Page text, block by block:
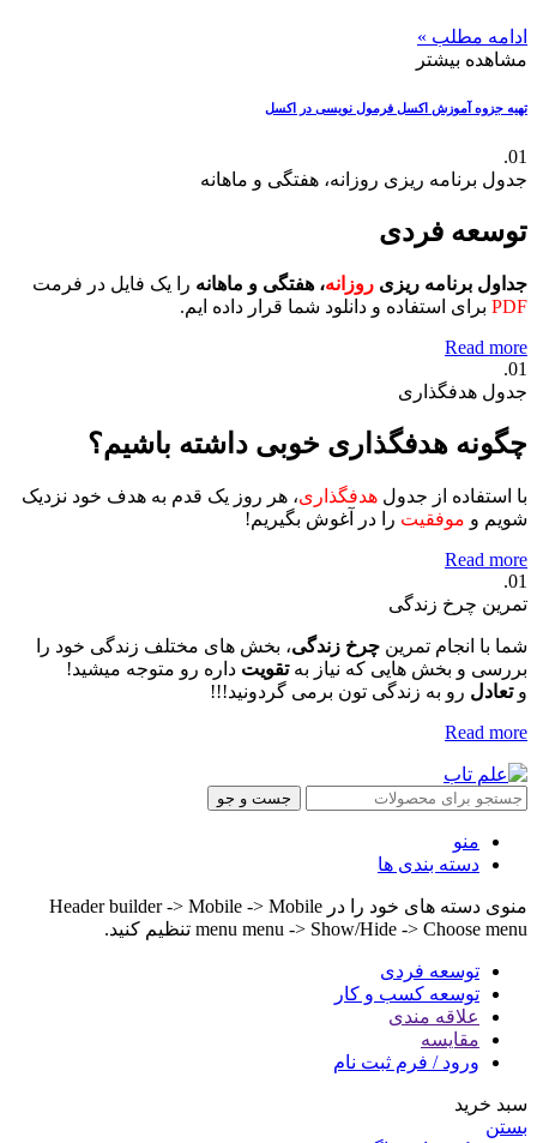
ادامه مطلب »
مشاهده بیشتر
تهیه جزوه آموزش اکسل فرمول نویسی در اکسل
01.
جدول برنامه ریزی روزانه، هفتگی و ماهانه
توسعه فردی
جداول برنامه ریزی روزانه، هفتگی و ماهانه را یک فایل در فرمت
PDF برای استفاده و دانلود شما قرار داده ایم.
Read more
01.
جدول هدفگذاری
چگونه هدفگذاری خوبی داشته باشیم؟
با استفاده از جدول هدفگذاری، هر روز یک قدم به هدف خود نزدیک
شویم و موفقیت را در آغوش بگیریم!
Read more
01.
تمرین چرخ زندگی
شما با انجام تمرین چرخ زندگی، بخش های مختلف زندگی خود را
بررسی و بخش هایی که نیاز بهتقویت داره رو متوجه میشید!
وتعادل رو به زندگی تون برمی گردونید!!!
Read more
جست و جو
منو
دسته بندی ها
منوی دسته های خود را در Header builder -> Mobile -> Mobile
menu menu -> Show/Hide -> Choose menu تنظیم کنید.
توسعه فردی
توسعه کسب و کار
علاقه مندی
مقایسه
ورود / فرم ثبت نام
سبد خرید
بستن